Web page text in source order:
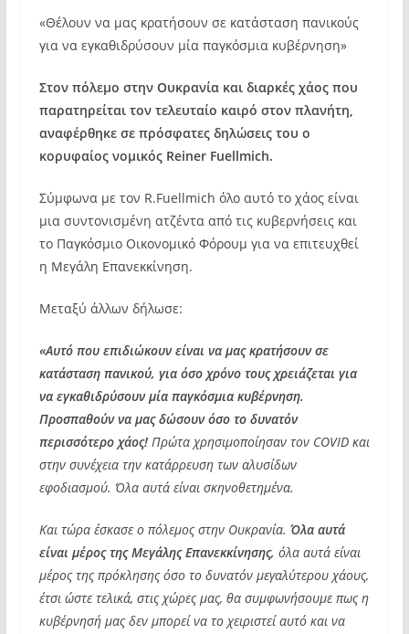
«Θέλουν να μας κρατήσουν σε κατάσταση πανικούς
για να εγκαθιδρύσουν μία παγκόσμια κυβέρνηση»
Στον πόλεμο στην Ουκρανία και διαρκές χάος που
παρατηρείται τον τελευταίο καιρό στον πλανήτη,
αναφέρθηκε σε πρόσφατες δηλώσεις του ο
κορυφαίος νομικός Reiner Fuellmich.
Σύμφωνα με τον R.Fuellmich όλο αυτό το χάος είναι
μια συντονισμένη ατζέντα από τις κυβερνήσεις και
το Παγκόσμιο Οικονομικό Φόρουμ για να επιτευχθεί
η Μεγάλη Επανεκκίνηση.
Μεταξύ άλλων δήλωσε:
«Αυτό που επιδιώκουν είναι να μας κρατήσουν σε
κατάσταση πανικού, για όσο χρόνο τους χρειάζεται για
να εγκαθιδρύσουν μία παγκόσμια κυβέρνηση.
Προσπαθούν να μας δώσουν όσο το δυνατόν
περισσότερο χάος!Πρώτα χρησιμοποίησαν τον COVID και
στην συνέχεια την κατάρρευση των αλυσίδων
εφοδιασμού. Όλα αυτά είναι σκηνοθετημένα.
Και τώρα έσκασε ο πόλεμος στην Ουκρανία. Όλα αυτά
είναι μέρος της Μεγάλης Επανεκκίνησης, όλα αυτά είναι
μέρος της πρόκλησης όσο το δυνατόν μεγαλύτερου χάους,
έτσι ώστε τελικά, στις χώρες μας, θα συμφωνήσουμε πως η
κυβέρνησή μας δεν μπορεί να το χειριστεί αυτό και να